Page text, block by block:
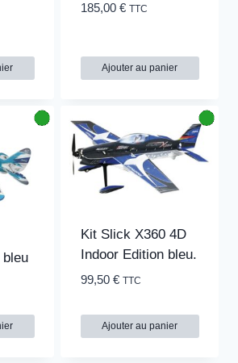
185,00 € TTC
Ajouter au panier
bleu
Kit Slick X360 4D
Indoor Edition bleu.
99,50 € TTC
Ajouter au panier